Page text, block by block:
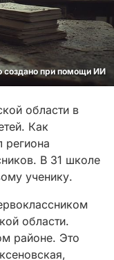
создано при помощи ИИ
области в
Как
региона
В 31 школе
ученику.
области.
районе. Это